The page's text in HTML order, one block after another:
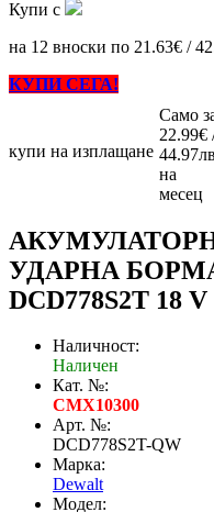
Купи с
на 12 вноски по 21.63€ /
КУПИ СЕГА!
купи на изплащане
Само
22.99€
на
месец
УДАРНА
DCD778S2T 18 V
Наличност:
Наличен
Кат. №:
CMX10300
Арт. №:
DCD778S2T-QW
Марка:
Dewalt
Модел: